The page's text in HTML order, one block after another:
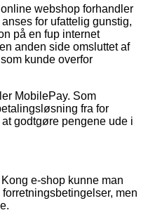
webshop forhandler
for ufattelig gunstig,
på en fup internet
anden side omsluttet af
kunde overfor
MobilePay. Som
fra for
godtgøre pengene ude i
e-shop kunne man
men